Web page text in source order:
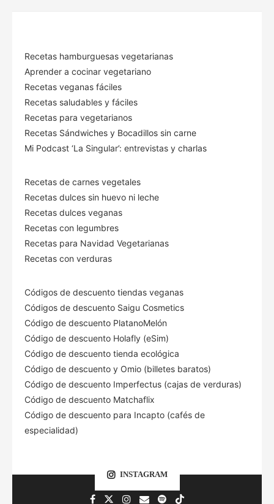
Recetas hamburguesas vegetarianas
Aprender a cocinar vegetariano
Recetas veganas fáciles
Recetas saludables y fáciles
Recetas para vegetarianos
Recetas Sándwiches y Bocadillos sin carne
Mi Podcast ‘La Singular’: entrevistas y charlas
Recetas de carnes vegetales
Recetas dulces sin huevo ni leche
Recetas dulces veganas
Recetas con legumbres
Recetas para Navidad Vegetarianas
Recetas con verduras
Códigos de descuento tiendas veganas
Códigos de descuento Saigu Cosmetics
Código de descuento PlatanoMelón
Código de descuento Holafly (eSim)
Código de descuento tienda ecológica
Código de descuento y Omio (billetes baratos)
Código de descuento Imperfectus (cajas de verduras)
Código de descuento Matchaflix
Código de descuento para Incapto (cafés de
especialidad)
INSTAGRAM